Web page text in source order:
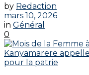
by Redaction
mars 10, 2026
in Général
0